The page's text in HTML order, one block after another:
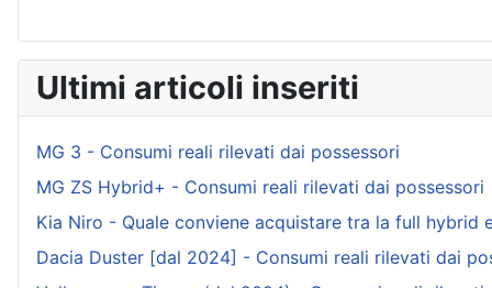
Ultimi articoli inseriti
MG 3 - Consumi reali rilevati dai possessori
MG ZS Hybrid+ - Consumi reali rilevati dai possessori
Kia Niro - Quale conviene acquistare tra la full hybrid
Dacia Duster [dal 2024] - Consumi reali rilevati dai